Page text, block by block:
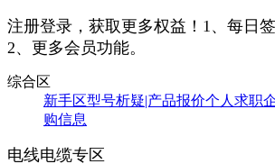
注册登录，获取更多权益！ 1、每日签
2、更多会员功能。
综合区
新手区型号析疑|产品报价个人求职
购信息
电线电缆专区